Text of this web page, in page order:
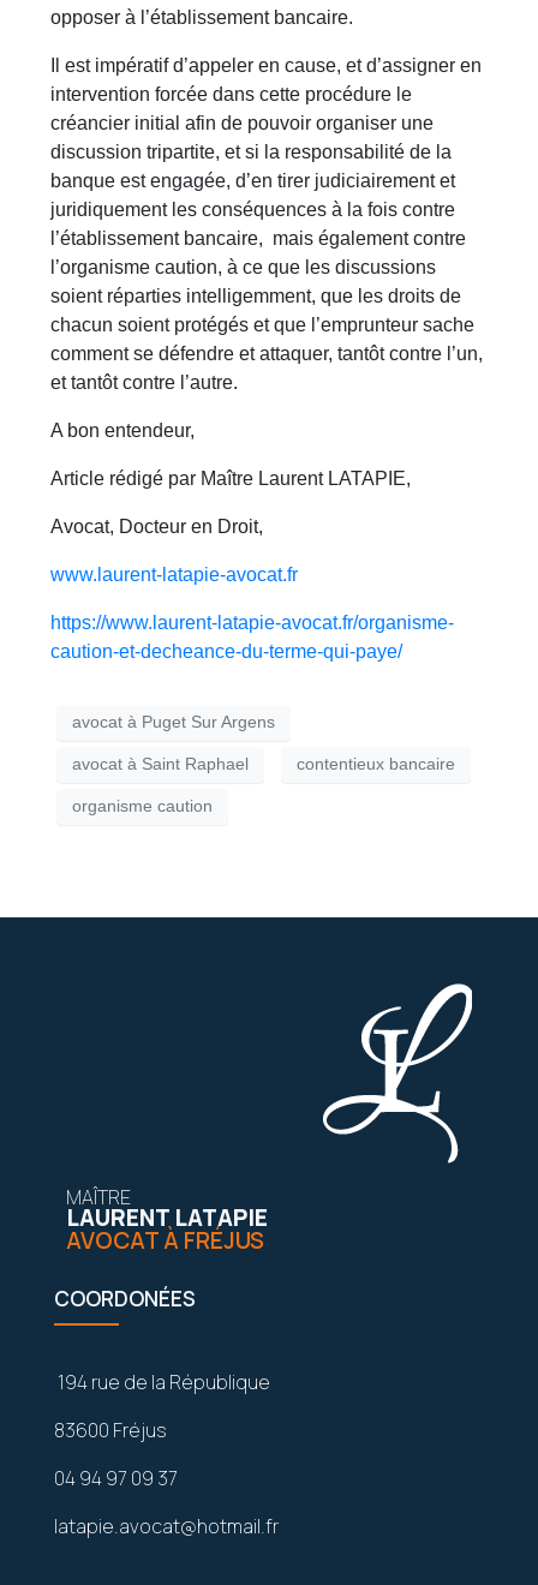
opposer à l’établissement bancaire.
Il est impératif d’appeler en cause, et d’assigner en
intervention forcée dans cette procédure le
créancier initial afin de pouvoir organiser une
discussion tripartite, et si la responsabilité de la
banque est engagée, d’en tirer judiciairement et
juridiquement les conséquences à la fois contre
l’établissement bancaire, mais également contre
l’organisme caution, à ce que les discussions
soient réparties intelligemment, que les droits de
chacun soient protégés et que l’emprunteur sache
comment se défendre et attaquer, tantôt contre l’un,
et tantôt contre l’autre.
A bon entendeur,
Article rédigé par Maître Laurent LATAPIE,
Avocat, Docteur en Droit,
www.laurent-latapie-avocat.fr
https://www.laurent-latapie-avocat.fr/organisme-
caution-et-decheance-du-terme-qui-paye/
avocat à Puget Sur Argens
avocat à Saint Raphael contentieux bancaire
organisme caution
MAÎTRE
LAURENT LATAPIE
AVOCAT À FRÉJUS
COORDONÉES
194 rue de la République
83600 Fréjus
04 94 97 09 37
latapie.avocat@hotmail.fr